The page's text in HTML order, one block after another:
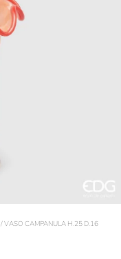
/ VASO CAMPANULA H.25 D.16